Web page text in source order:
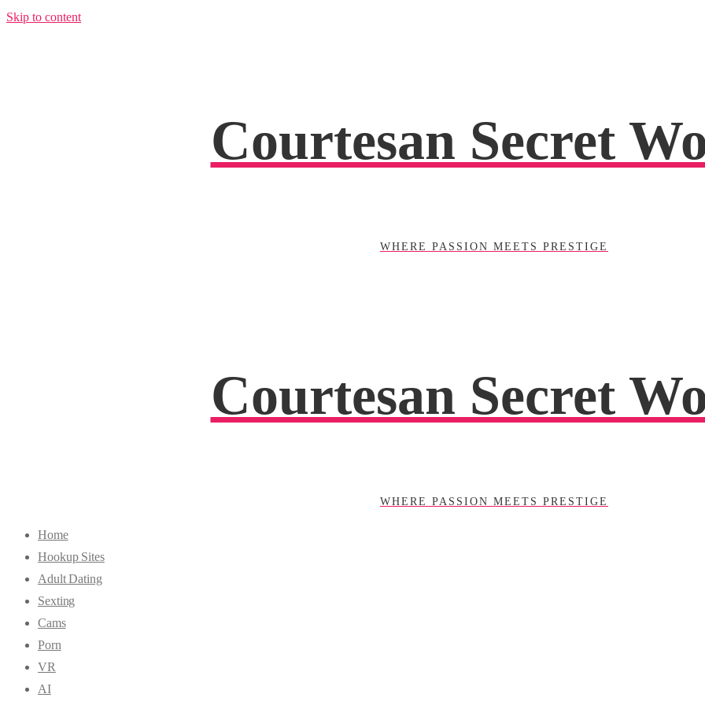
Skip to content
Courtesan Secret
WHERE PASSION MEETS PRESTIGE
Courtesan Secret
WHERE PASSION MEETS PRESTIGE
Home
Hookup Sites
Adult Dating
Sexting
Cams
Porn
VR
AI